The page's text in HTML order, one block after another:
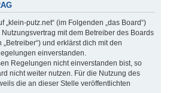
„klein-putz.net“ (im Folgenden „das Board“)
mit dem Betreiber des Boards
und erklärst dich mit den
einverstanden.
Regelungen nicht einverstanden bist, so
nicht weiter nutzen. Für die Nutzung des
die an dieser Stelle veröffentlichten